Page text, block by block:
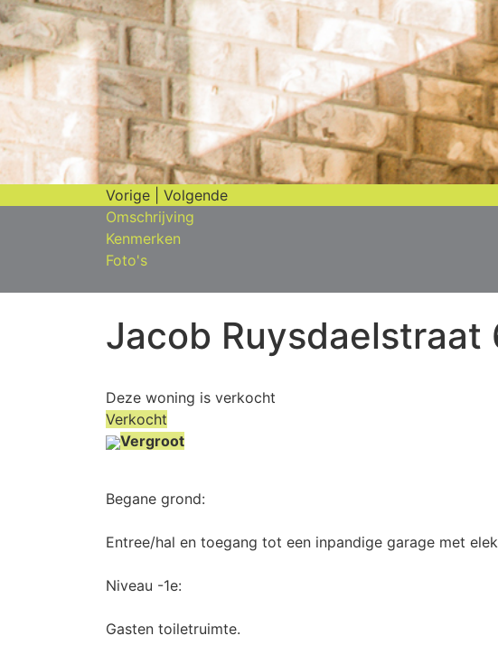
Vorige Volgende
Omschrijving
Kenmerken
Foto's
Jacob Ruysdaelstraat
Deze woning is verkocht
Verkocht
Vergroot
Begane grond:
Entree/hal en toegang tot een inpandige garage met
Niveau -1e:
Gasten toiletruimte.